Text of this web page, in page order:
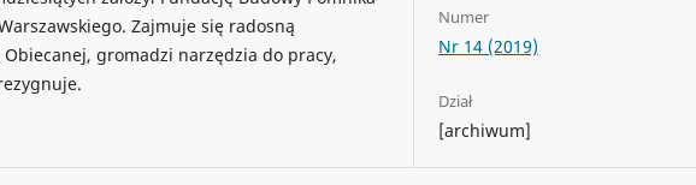
Zajmuje się radosną
gromadzi narzędzia do pracy,
Numer
Nr 14 (2019)
Dział
[archiwum]